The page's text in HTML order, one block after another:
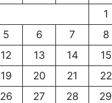
1
5 6 7 8
12 13 14 15
19 20 21 22
26 27 28 29